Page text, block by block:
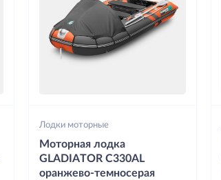
Лодки моторные
Моторная лодка
GLADIATOR C330AL
оранжево-темносерая